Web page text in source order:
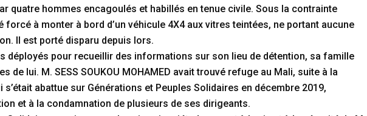
quatre hommes encagoulés et habillés en tenue civile. Sous la contrainte
forcé à monter à bord d’un véhicule 4X4 aux vitres teintées, ne portant aucune
Il est porté disparu depuis lors.
déployés pour recueillir des informations sur son lieu de détention, sa famille
de lui. M. SESS SOUKOU MOHAMED avait trouvé refuge au Mali, suite à la
abattue sur Générations et Peuples Solidaires en décembre 2019,
et à la condamnation de plusieurs de ses dirigeants.